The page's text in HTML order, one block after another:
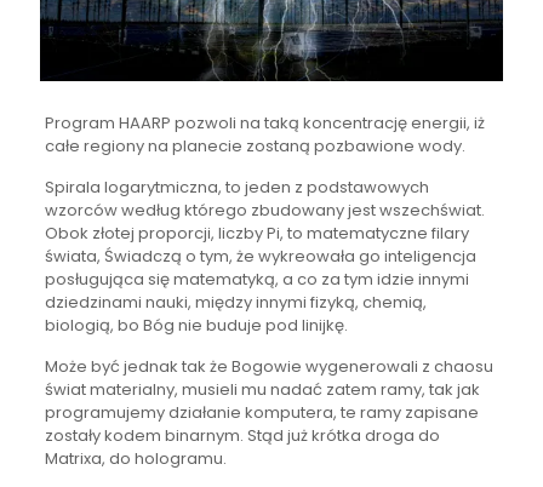
Program HAARP pozwoli na taką koncentrację energii, iż
całe regiony na planecie zostaną pozbawione wody.
Spirala logarytmiczna, to jeden z podstawowych
wzorców według którego zbudowany jest wszechświat.
Obok złotej proporcji, liczby Pi, to matematyczne filary
świata, Świadczą o tym, że wykreowała go inteligencja
posługująca się matematyką, a co za tym idzie innymi
dziedzinami nauki, między innymi fizyką, chemią,
biologią, bo Bóg nie buduje pod linijkę.
Może być jednak tak że Bogowie wygenerowali z chaosu
świat materialny, musieli mu nadać zatem ramy, tak jak
programujemy działanie komputera, te ramy zapisane
zostały kodem binarnym. Stąd już krótka droga do
Matrixa, do hologramu.